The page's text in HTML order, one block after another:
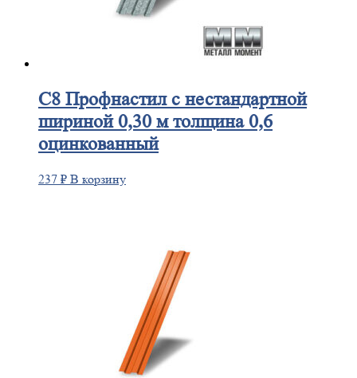
C8 Профнастил с нестандартной
шириной 0,30 м толщина 0,6
оцинкованный
237 ₽ В корзину